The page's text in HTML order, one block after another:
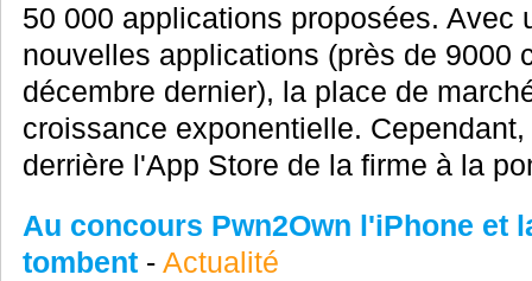
50 000 applications proposées. Avec
nouvelles applications (près de 9000
décembre dernier), la place de
croissance exponentielle.
derrière l'App Store de la firme à la
Au concours Pwn2Own l'iPhone et
tombent- Actualité